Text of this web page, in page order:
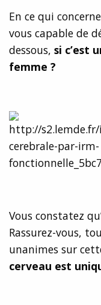
En ce qui
vous capable de
dessous, si c’est
femme ?
Vous constatez
Rassurez-vous,
unanimes sur
cerveau est